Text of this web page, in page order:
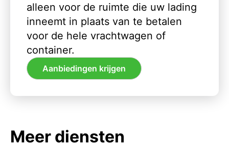
alleen voor de ruimte die uw lading
inneemt in plaats van te betalen
voor de hele vrachtwagen of
container.
Aanbiedingen krijgen
Meer diensten